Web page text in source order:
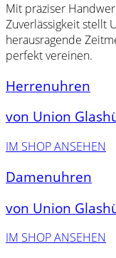
Mit präziser
Zuverlässigkeit stellt
herausragende
perfekt vereinen.
Herrenuhren
von Union
IM SHOP ANSEHEN
Damenuhren
von Union
IM SHOP ANSEHEN